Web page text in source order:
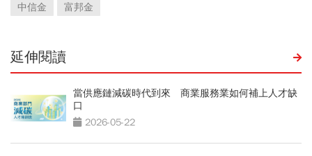
中信金
富邦金
延伸閱讀
當供應鏈減碳時代到來 商業服務業如何補上人才缺
口
2026-05-22